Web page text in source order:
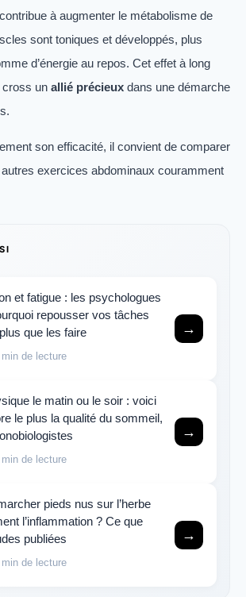
à augmenter le métabolisme de
sont toniques et développés, plus
d’énergie au repos. Cet effet à long
un allié précieux dans une démarche
son efficacité, il convient de comparer
exercices abdominaux couramment
et fatigue : les psychologues
repousser vos tâches
que les faire
min de lecture
→
le matin ou le soir : voici
le plus la qualité du sommeil,
min de lecture
→
pieds nus sur l’herbe
l’inflammation ? Ce que
publiées
min de lecture
→